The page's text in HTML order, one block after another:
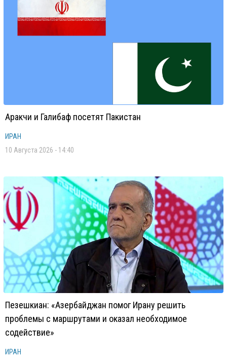
Аракчи и Галибаф посетят Пакистан
ИРАН
10 Августа 2026 - 14:40
Пезешкиан: «Азербайджан помог Ирану решить
проблемы с маршрутами и оказал необходимое
содействие»
ИРАН